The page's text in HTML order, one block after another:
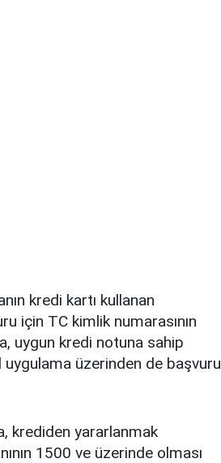
kredi kartı kullanan
için TC kimlik numarasının
uygun kredi notuna sahip
uygulama üzerinden de başvuru
krediden yararlanmak
1500 ve üzerinde olması